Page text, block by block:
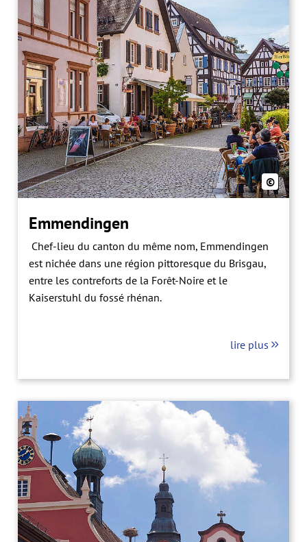
©
Emmendingen
Chef-lieu du canton du même nom, Emmendingen
est nichée dans une région pittoresque du Brisgau,
entre les contreforts de la Forêt-Noire et le
Kaiserstuhl du fossé rhénan.
lire plus